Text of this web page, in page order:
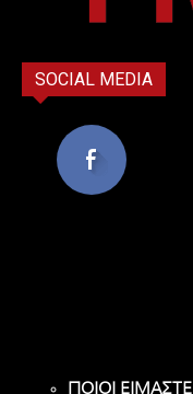
SOCIAL MEDIA
ΠΟΙΟΙ ΕΙΜΑΣΤΕ